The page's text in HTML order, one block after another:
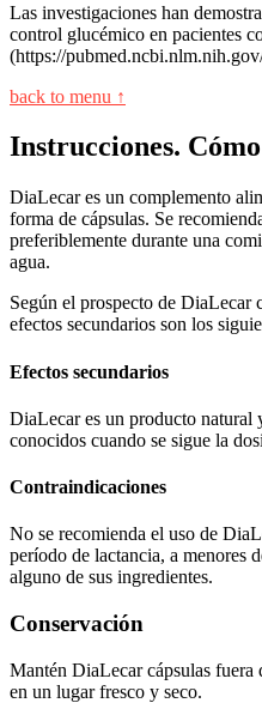
Las investigaciones han
control glucémico en pacientes
(https://
back to menu ↑
Instrucciones.
DiaLecar es un complemento
forma de cápsulas. Se
preferiblemente durante una
agua.
Según el prospecto de DiaLecar
efectos secundarios son los
Efectos secundarios
DiaLecar es un producto natural
conocidos cuando se sigue la
Contraindicaciones
No se recomienda el uso de
período de lactancia, a menores
alguno de sus ingredientes.
Conservación
Mantén DiaLecar cápsulas fuera
en un lugar fresco y seco.